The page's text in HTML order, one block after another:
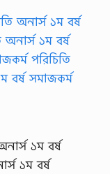
১ম বর্ষ
১ম বর্ষ